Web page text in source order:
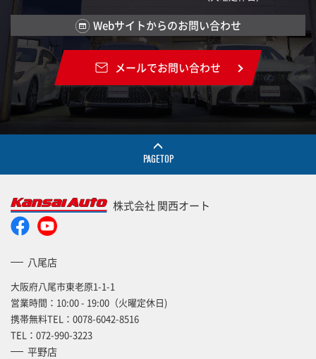
Webサイトからのお問い合わせ
メールでお問い合わせ
PAGETOP
株式会社 関西オート
八尾店
大阪府八尾市東老原1-1-1
営業時間：10:00 - 19:00（火曜定休日)
携帯無料TEL： 0078-6042-8516
TEL： 072-990-3223
平野店